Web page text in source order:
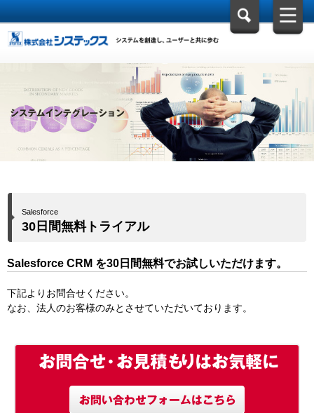
Salesforce
30日間無料トライアル
Salesforce CRM を30日間無料でお試しいただけます。
下記よりお問合せください。
なお、法人のお客様のみとさせていただいております。